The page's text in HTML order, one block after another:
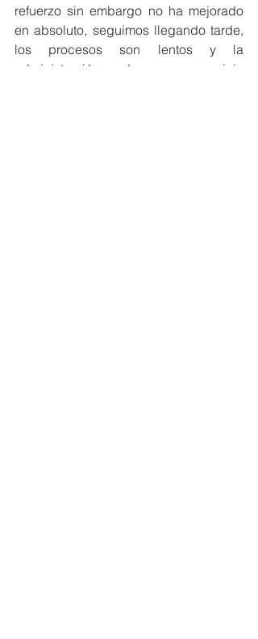
refuerzo sin embargo no ha mejorado
en absoluto, seguimos llegando tarde,
los procesos son lentos y la
administración da un servicio